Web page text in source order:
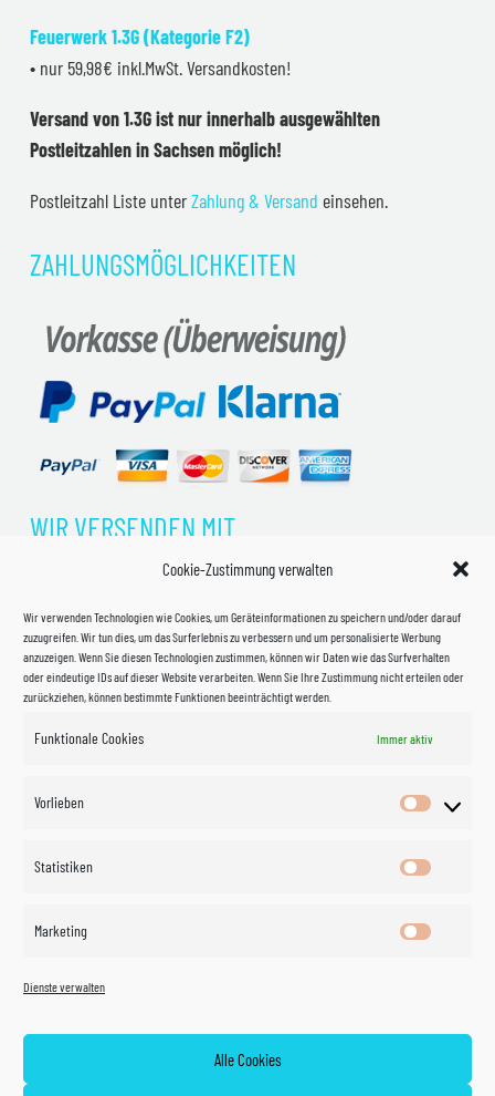
Cookie-Zustimmung verwalten
Wir verwenden Technologien wie Cookies, um Geräteinformationen zu speichern und/oder darauf
zuzugreifen. Wir tun dies, um das Surferlebnis zu verbessern und um personalisierte Werbung
anzuzeigen. Wenn Sie diesen Technologien zustimmen, können wir Daten wie das Surfverhalten
oder eindeutige IDs auf dieser Website verarbeiten. Wenn Sie Ihre Zustimmung nicht erteilen oder
zurückziehen, können bestimmte Funktionen beeinträchtigt werden.
Funktionale Cookies Immer aktiv
Vorlieben
Vorlieben
Statistiken
Marketing
Dienste verwalten
Alle Cookies
Feuerwerk 1.3G (Kategorie F2)
• nur 59,98€ inkl.MwSt. Versandkosten!
Versand von 1.3G ist nur innerhalb ausgewählten
Postleitzahlen in Sachsen möglich!
Postleitzahl Liste unterZahlung & Versand einsehen.
ZAHLUNGSMÖGLICHKEITEN
WIR VERSENDEN MIT
©